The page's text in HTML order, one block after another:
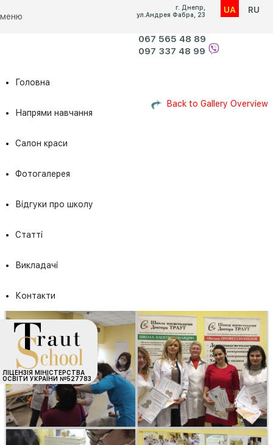
меню
Головна
Напрями навчання
Салон краси
Фотогалерея
Відгуки про школу
Статті
Викладачі
Контакти
ЛІЦЕНЗІЯ МІНІСТЕРСТВА
ОСВІТИ УКРАЇНИ №527783
г. Днепр,
ул.Андрея Фабра, 23
067 565 48 89
097 337 48 99
UA RU
Головна
Back to Gallery Overview
Фото Школы косметологии доктора